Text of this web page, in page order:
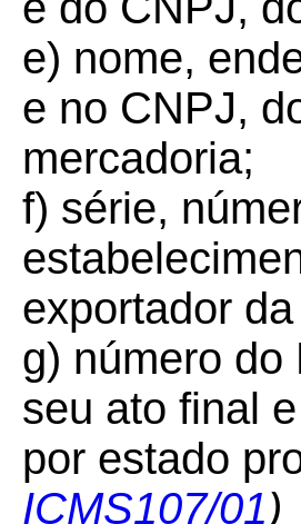
e) nome,
e no CNPJ,
mercadoria;
f) série,
exportador
g) número do
seu ato final
por estado
ICMS107/01)